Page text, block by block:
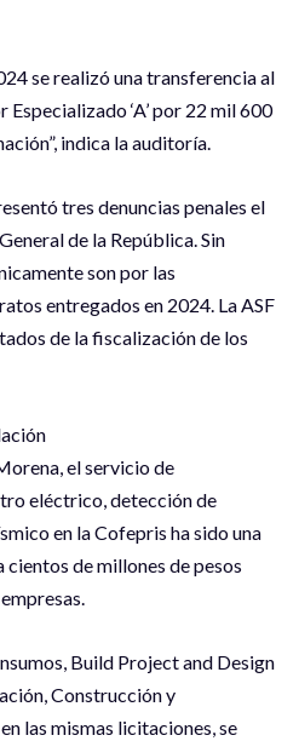
se realizó una transferencia al
‘A’ por 22 mil 600
indica la auditoría.
tres denuncias penales el
de la República. Sin
son por las
entregados en 2024. La ASF
de la fiscalización de los
el servicio de
eléctrico, detección de
en la Cofepris ha sido una
de millones de pesos
Build Project and Design
Construcción y
las mismas licitaciones, se